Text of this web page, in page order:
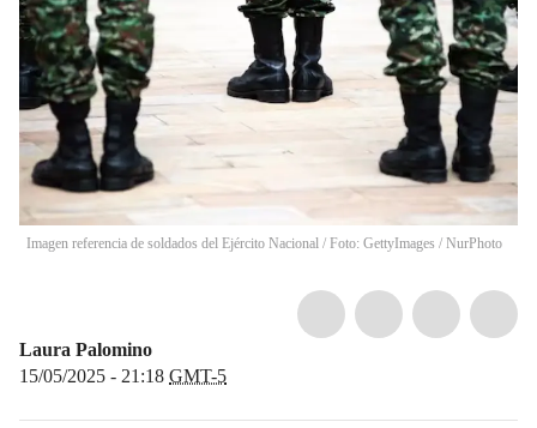
Imagen referencia de soldados del Ejército Nacional / Foto: GettyImages / NurPhoto
Laura Palomino
15/05/2025 - 21:18 GMT-5